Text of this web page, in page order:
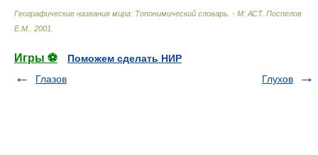
Географические названия мира: Топонимический словарь. - М: АСТ. Поспелов
Е.М.
2001
Игры ⚽
Поможем сделать НИР
Глазов
Глухов